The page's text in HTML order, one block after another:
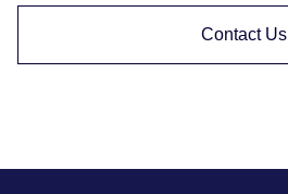
Contact Us